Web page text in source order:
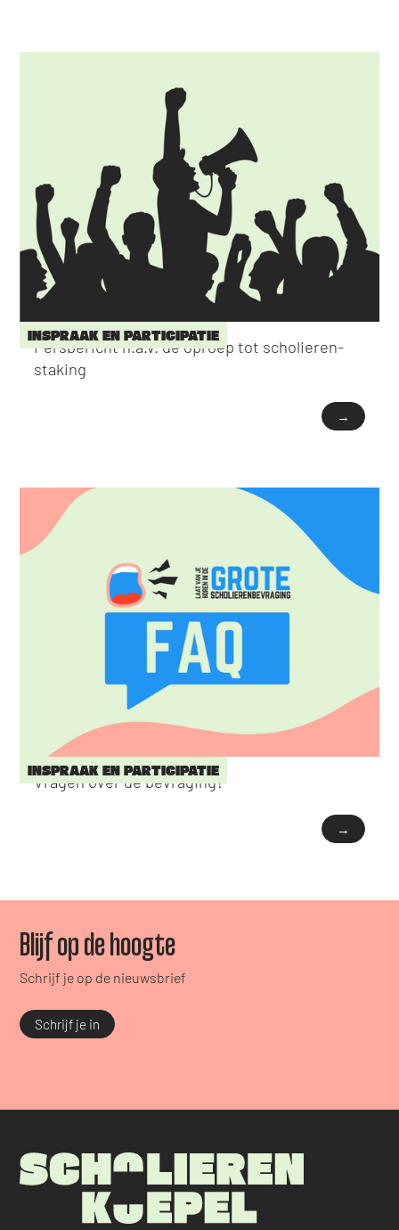
INSPRAAK EN PARTICIPATIE
Persbericht n.a.v. de oproep tot scholieren-
staking
→
INSPRAAK EN PARTICIPATIE
Vragen over de bevraging?
→
Blijf op de hoogte
Schrijf je op de nieuwsbrief
Schrijf je in